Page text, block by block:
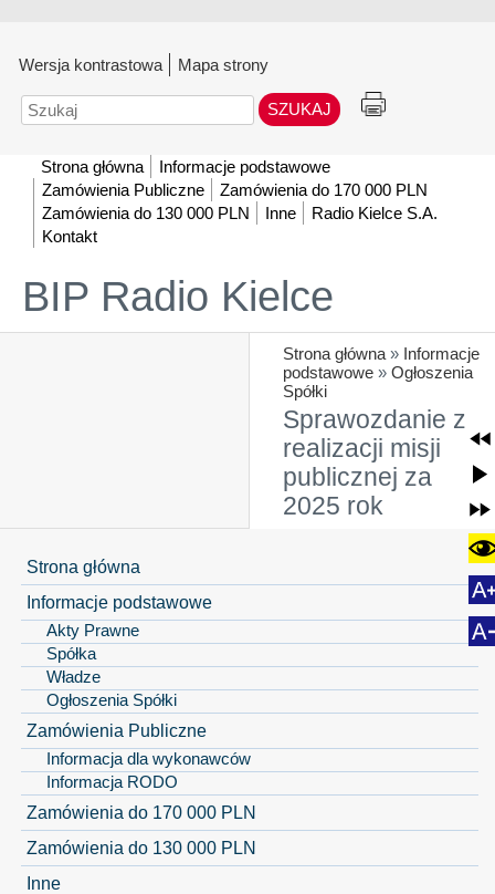
Wersja kontrastowa Mapa strony
Szukaj
Strona główna
Informacje podstawowe
Zamówienia Publiczne
Zamówienia do 170 000 PLN
Zamówienia do 130 000 PLN
Inne
Radio Kielce S.A.
Kontakt
BIP Radio Kielce
Strona główna » Informacje
podstawowe » Ogłoszenia
Spółki
Sprawozdanie z
realizacji misji
publicznej za
2025 rok
Strona główna
Informacje podstawowe
Akty Prawne
Spółka
Władze
Ogłoszenia Spółki
Zamówienia Publiczne
Informacja dla wykonawców
Informacja RODO
Zamówienia do 170 000 PLN
Zamówienia do 130 000 PLN
Inne